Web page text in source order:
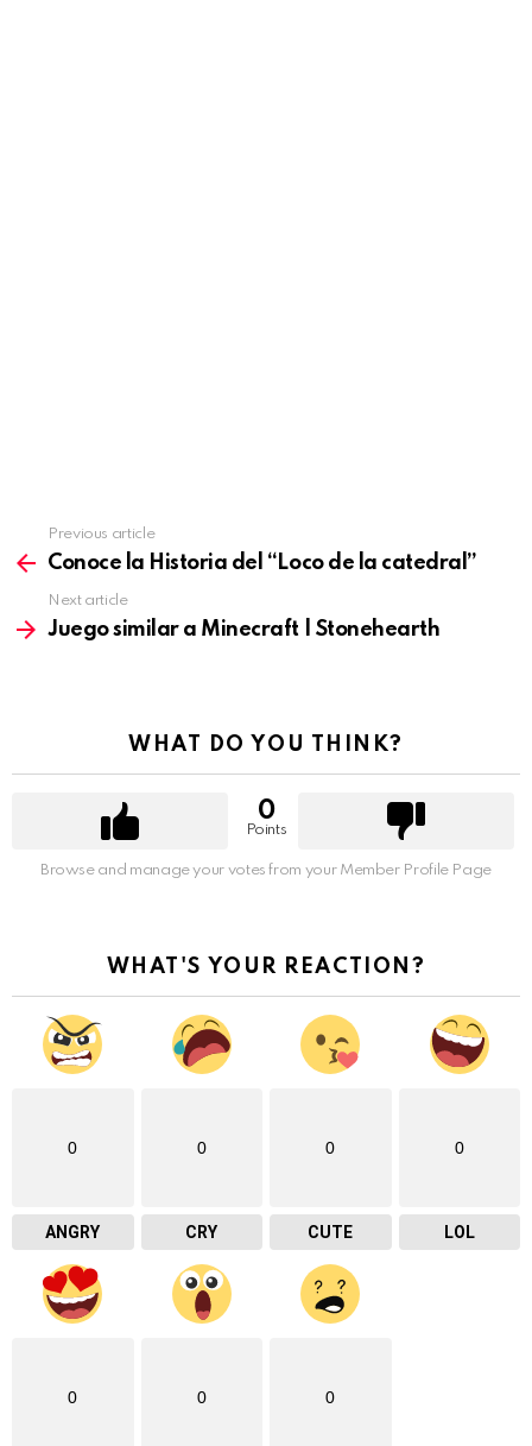
more
Previous article
Conoce la Historia del “Loco de la catedral”
Next article
Juego similar a Minecraft | Stonehearth
WHAT DO YOU THINK?
0
Points
Browse and manage your votes from your Member Profile Page
WHAT'S YOUR REACTION?
0
ANGRY
0
CRY
0
CUTE
0
LOL
0 0 0